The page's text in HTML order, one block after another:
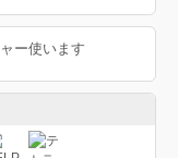
ー使います